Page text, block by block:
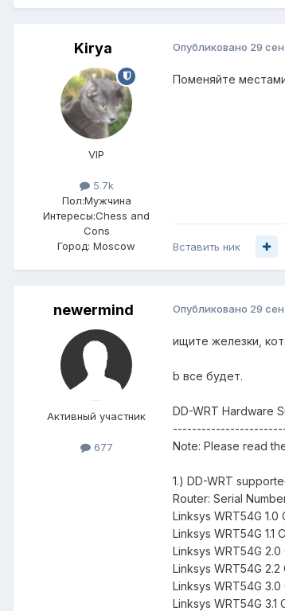
Kirya
VIP
5.7k
Пол:Мужчина
Интересы:Chess and
Cons
Город: Moscow
Опубликовано 29
Поменяйте
Вставить ник
newermind
Активный участник
677
Опубликовано 29
ищите железки,
b все будет.
DD-WRT Hardware
Note: Please read
1.) DD-WRT
Router: Serial
Linksys WRT54G 1.0
Linksys WRT54G 1.1
Linksys WRT54G 2.0
Linksys WRT54G 2.2
Linksys WRT54G 3.0
Linksys WRT54G 3.1